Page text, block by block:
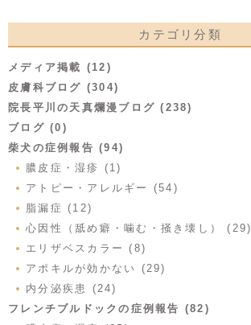
カテゴリ分類
メディア掲載 (12)
皮膚科ブログ (304)
院長平川の天真爛漫ブログ (238)
ブログ (0)
柴犬の症例報告 (94)
膿皮症・湿疹 (1)
アトピー・アレルギー (54)
脂漏症 (12)
心因性（舐め癖・噛む・掻き壊し） (29)
エリザベスカラー (8)
アポキルが効かない (29)
内分泌疾患 (24)
フレンチブルドックの症例報告 (82)